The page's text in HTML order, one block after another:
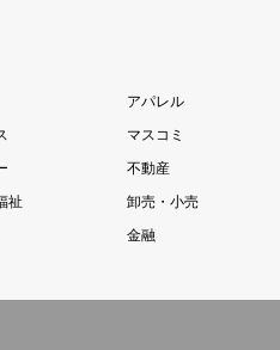
アパレル
マスコミ
不動産
祉 卸売・小売
金融